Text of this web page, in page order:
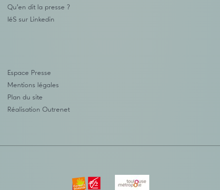
Qu’en dit la presse ?
IéS sur Linkedin
Espace Presse
Mentions légales
Plan du site
Réalisation Outrenet